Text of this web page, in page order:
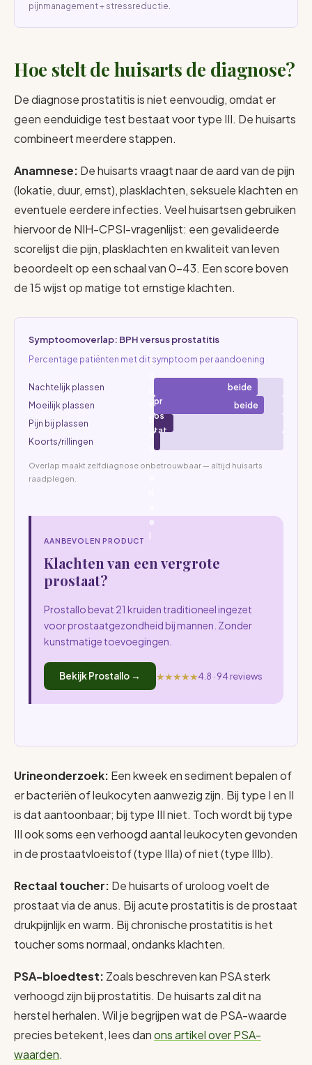
pijnmanagement + stressreductie.
Hoe stelt de huisarts de diagnose?
De diagnose prostatitis is niet eenvoudig, omdat er
geen eenduidige test bestaat voor type III. De huisarts
combineert meerdere stappen.
Anamnese: De huisarts vraagt naar de aard van de pijn
(lokatie, duur, ernst), plasklachten, seksuele klachten en
eventuele eerdere infecties. Veel huisartsen gebruiken
hiervoor de NIH-CPSI-vragenlijst: een gevalideerde
scorelijst die pijn, plasklachten en kwaliteit van leven
beoordeelt op een schaal van 0-43. Een score boven
de 15 wijst op matige tot ernstige klachten.
Symptoomoverlap: BPH versus prostatitis
Percentage patiënten met dit symptoom per aandoening
Nachtelijk plassen
beide
Moeilijk plassen
beide
Pijn bij plassen
pr
os
tat
Koorts/rillingen
a
c
b
a
c
t
e
Overlap maakt zelfdiagnose onbetrouwbaar — altijd huisarts
raadplegen.
AANBEVOLEN PRODUCT
Klachten van een vergrote
prostaat?
Prostallo bevat 21 kruiden traditioneel ingezet
voor prostaatgezondheid bij mannen. Zonder
kunstmatige toevoegingen.
Bekijk Prostallo → ★★★★★4.8 · 94 reviews
Urineonderzoek: Een kweek en sediment bepalen of
er bacteriën of leukocyten aanwezig zijn. Bij type I en II
is dat aantoonbaar; bij type III niet. Toch wordt bij type
III ook soms een verhoogd aantal leukocyten gevonden
in de prostaatvloeistof (type IIIa) of niet (type IIIb).
Rectaal toucher: De huisarts of uroloog voelt de
prostaat via de anus. Bij acute prostatitis is de prostaat
drukpijnlijk en warm. Bij chronische prostatitis is het
toucher soms normaal, ondanks klachten.
PSA-bloedtest: Zoals beschreven kan PSA sterk
verhoogd zijn bij prostatitis. De huisarts zal dit na
herstel herhalen. Wil je begrijpen wat de PSA-waarde
precies betekent, lees danons artikel over PSA-
waarden.